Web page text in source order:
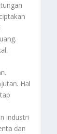
Hal
industri
dan